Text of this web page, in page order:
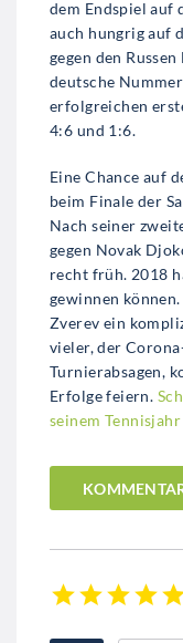
dem Endspiel auf
auch hungrig auf
gegen den
deutsche
erfolgreichen
4:6 und 1:6.
Eine Chance auf
beim Finale der
Nach seiner
gegen Novak
recht früh. 2018
gewinnen
Zverev ein
vieler, der
Turnierabsagen,
Erfolge feiern.
seinem